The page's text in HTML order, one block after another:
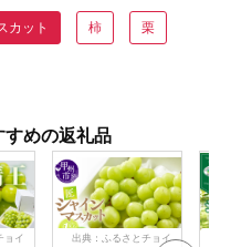
カット 柿 栗
すめの返礼品
ョイ
出典：ふるさとチョイ